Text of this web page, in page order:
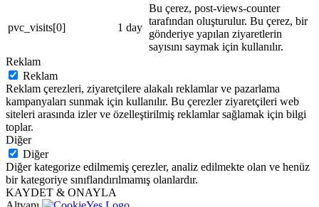
pvc_visits[0] 1 day
Bu çerez, post-views-counter
tarafından oluşturulur. Bu çerez, bir
gönderiye yapılan ziyaretlerin
sayısını saymak için kullanılır.
Reklam
Reklam
Reklam çerezleri, ziyaretçilere alakalı reklamlar ve pazarlama
kampanyaları sunmak için kullanılır. Bu çerezler ziyaretçileri web
siteleri arasında izler ve özelleştirilmiş reklamlar sağlamak için bilgi
toplar.
Diğer
Diğer
Diğer kategorize edilmemiş çerezler, analiz edilmekte olan ve henüz
bir kategoriye sınıflandırılmamış olanlardır.
KAYDET & ONAYLA